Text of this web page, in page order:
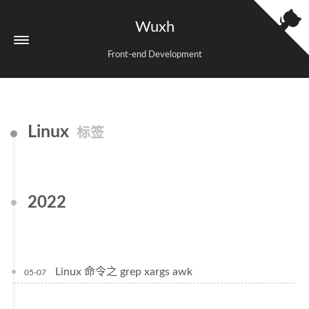
Wuxh
Front-end Development
Linux 标签
2022
05-07 Linux 命令之 grep xargs awk